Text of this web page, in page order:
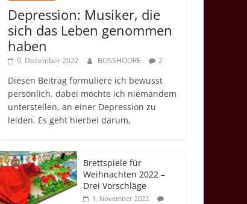
Depression: Musiker, die
sich das Leben genommen
haben
9. Dezember 2022 BOSSHOORE 2
Diesen Beitrag formuliere ich bewusst
persönlich. dabei möchte ich niemandem
unterstellen, an einer Depression zu
leiden. Es geht hierbei darum,
Brettspiele für
Weihnachten 2022 –
Drei Vorschläge
1. November 2022